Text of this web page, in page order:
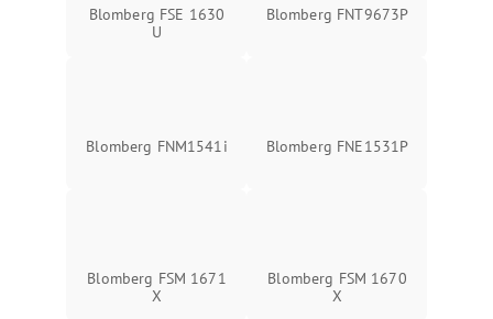
Blomberg FSE 1630
U
Blomberg FNT9673P
Blomberg FNM1541i Blomberg FNE1531P
Blomberg FSM 1671
X
Blomberg FSM 1670
X